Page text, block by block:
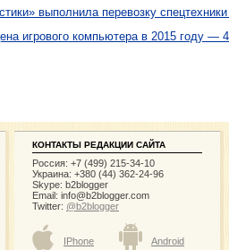
выполнила перевозку
игрового компьютера в 2015 году —
КОНТАКТЫ РЕДАКЦИИ САЙТА
Россия: +7 (499) 215-34-10
Украина: +380 (44) 362-24-96
Skype: b2blogger
Email: info@b2blogger.com
Twitter: @b2blogger
IPhone Android